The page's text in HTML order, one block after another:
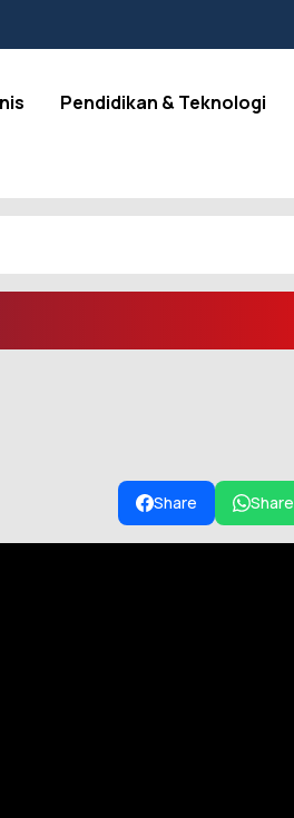
Pendidikan & Teknologi
Share Share